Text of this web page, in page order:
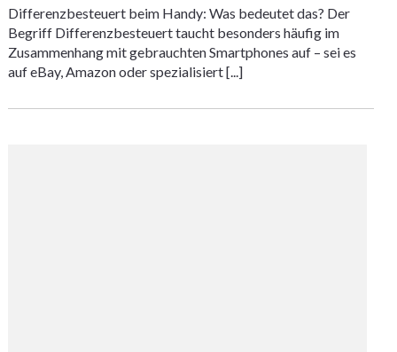
Differenzbesteuert beim Handy: Was bedeutet das? Der
Begriff Differenzbesteuert taucht besonders häufig im
Zusammenhang mit gebrauchten Smartphones auf – sei es
auf eBay, Amazon oder spezialisiert [...]